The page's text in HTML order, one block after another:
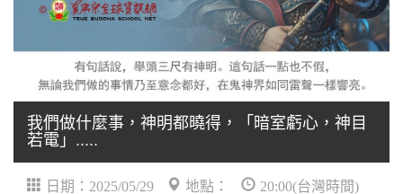
我們做什麼事，神明都曉得，「暗室虧心，神目
若電」.....
日期：2025/05/29 地點： 20:00(台灣時間)